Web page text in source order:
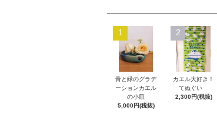
1
青と緑のグラデ
ーションカエル
の小皿
5,000円(税抜)
2
カエル大好き！
てぬぐい
2,300円(税抜)